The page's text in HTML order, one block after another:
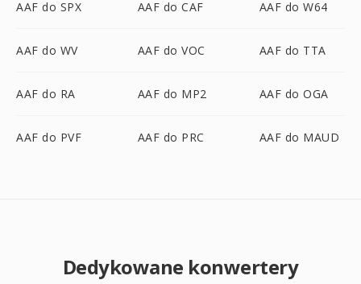
AAF do SPX AAF do CAF AAF do W64
AAF do WV AAF do VOC AAF do TTA
AAF do RA AAF do MP2 AAF do OGA
AAF do PVF AAF do PRC AAF do MAUD
Dedykowane konwertery